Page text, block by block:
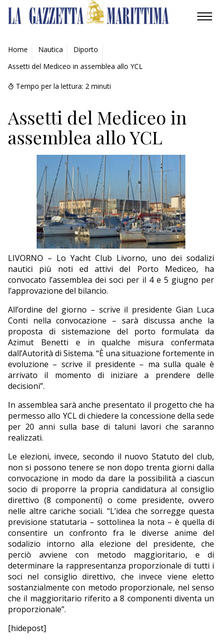
AMBIENTE
MOBILITÀ
INDUSTRIA
RICERCA
ECONOMIA
CULTURA
NAUTICA
EDITORIALI
Home Nautica
Diporto
Assetti del Mediceo in assemblea allo YCL
Tempo per la lettura: 2 minuti
Assetti del Mediceo in
assemblea allo YCL
LIVORNO – Lo Yacht Club Livorno, uno dei sodalizi
nautici più noti ed attivi del Porto Mediceo, ha
convocato l’assemblea dei soci per il 4 e 5 giugno per
l’approvazione del bilancio.
All’ordine del giorno – scrive il presidente Gian Luca
Conti nella convocazione – sarà discussa anche la
proposta di sistemazione del porto formulata da
Azimut Benetti e in qualche misura confermata
dall’Autorità di Sistema. “È una situazione fortemente in
evoluzione – scrive il presidente – ma sulla quale è
arrivato il momento di iniziare a prendere delle
decisioni”.
In assemblea sarà anche presentato il progetto che ha
permesso allo YCL di chiedere la concessione della sede
per 20 anni sulla base di taluni lavori che saranno
realizzati.
Le elezioni, invece, secondo il nuovo Statuto del club,
non si possono tenere se non dopo trenta giorni dalla
convocazione in modo da dare la possibilità a ciascun
socio di proporre la propria candidatura al consiglio
direttivo (8 componenti) o come presidente, ovvero
nelle altre cariche sociali. “L’idea che sorregge questa
previsione statutaria – sottolinea la nota – è quella di
consentire un confronto fra le diverse anime del
sodalizio intorno alla elezione del presidente, che
perciò avviene con metodo maggioritario, e di
determinare la rappresentanza proporzionale di tutti i
soci nel consiglio direttivo, che invece viene eletto
sostanzialmente con metodo proporzionale, nel senso
che il maggioritario riferito a 8 componenti diventa un
proporzionale”.
[hidepost]